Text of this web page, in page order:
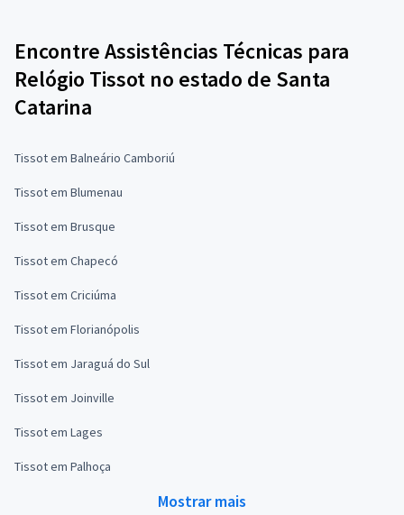
Encontre Assistências Técnicas para
Relógio Tissot no estado de Santa
Catarina
Tissot em Balneário Camboriú
Tissot em Blumenau
Tissot em Brusque
Tissot em Chapecó
Tissot em Criciúma
Tissot em Florianópolis
Tissot em Jaraguá do Sul
Tissot em Joinville
Tissot em Lages
Tissot em Palhoça
Mostrar mais